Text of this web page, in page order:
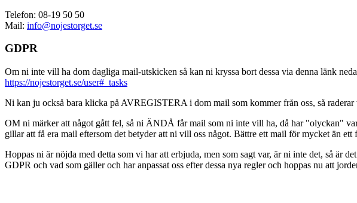
Telefon: 08-19 50 50
Mail: info@nojestorget.se
GDPR
Om ni inte vill ha dom dagliga mail-utskicken så kan ni kryssa bort dessa via denna länk
https://nojestorget.se/user#_tasks
Ni kan ju också bara klicka på AVREGISTERA i dom mail som kommer från oss, så
OM ni märker att något gått fel, så ni ÄNDÅ får mail som ni inte vill ha, då har "olyckan"
gillar att få era mail eftersom det betyder att ni vill oss något. Bättre ett mail för mycket än ett
Hoppas ni är nöjda med detta som vi har att erbjuda, men som sagt var, är ni inte det, så
GDPR och vad som gäller och har anpassat oss efter dessa nya regler och hoppas nu att